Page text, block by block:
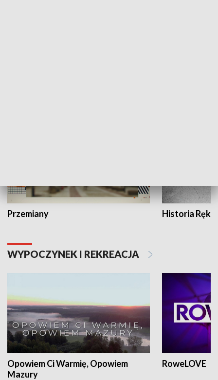
Przemiany Historia Ręką
WYPOCZYNEK I REKREACJA
Opowiem Ci Warmię, Opowiem
Mazury
RoweLOVE